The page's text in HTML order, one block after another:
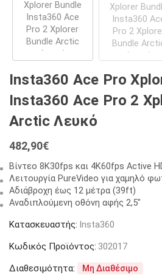
Insta360 Ace Pro
Insta360 Ace Pro 2
Arctic Λευκό
482,90€
Βίντεο 8K30fps και 4K60fps Active
Λειτουργία PureVideo για χαμηλό
Αδιάβροχη έως 12 μέτρα (39ft)
Αναδιπλούμενη οθόνη αφής 2,5″
Κατασκευαστής: Insta360
Κωδικός Προϊόντος: 302017
Διαθεσιμότητα:
Μη Διαθέσιμο